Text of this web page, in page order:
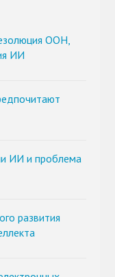
ООН,
ИИ
ИИ и проблема
развития